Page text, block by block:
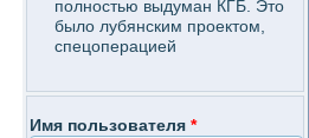
полностью выдуман КГБ. Это
было лубянским проектом,
спецоперацией
Имя пользователя *